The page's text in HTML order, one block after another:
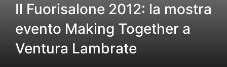
Il Fuorisalone 2012: la mostra
evento Making Together a
Ventura Lambrate